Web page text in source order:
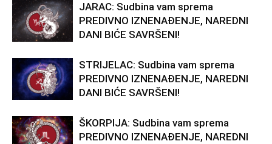
JARAC: Sudbina vam sprema
PREDIVNO IZNENAĐENJE, NAREDNI
DANI BIĆE SAVRŠENI!
STRIJELAC: Sudbina vam sprema
PREDIVNO IZNENAĐENJE, NAREDNI
DANI BIĆE SAVRŠENI!
ŠKORPIJA: Sudbina vam sprema
PREDIVNO IZNENAĐENJE, NAREDNI